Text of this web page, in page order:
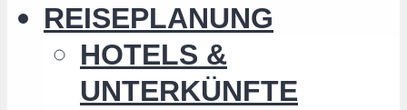
REISEPLANUNG
HOTELS &
UNTERKÜNFTE